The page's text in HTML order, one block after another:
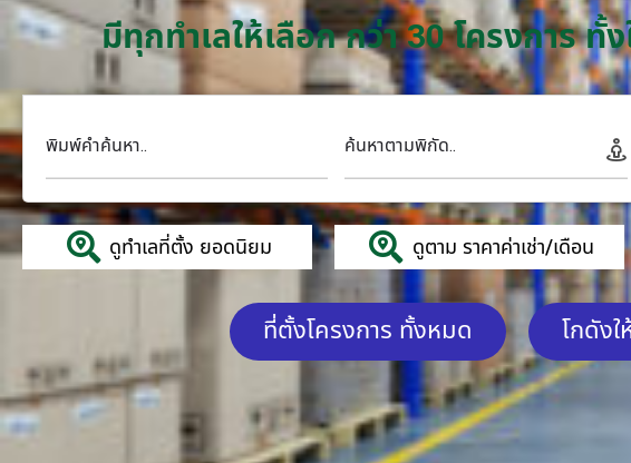
มีทุกทำเลให้เลือก กว่า 30 โครงการ
พิมพ์คำค้นหา.. ค้นหาตามพิกัด..
ดูทำเลที่ตั้ง ยอดนิยม ดูตาม ราคาค่าเช่า/เดือน
ที่ตั้งโครงการ ทั้งหมด โกดัง